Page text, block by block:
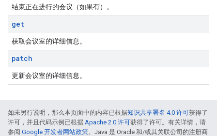
结束正在进行的会议（如果有）。
get
获取会议室的详细信息。
patch
更新会议室的详细信息。
如未另行说明，那么本页面中的内容已根据知识共享署名 4.0 许可获得了
许可，并且代码示例已根据 Apache 2.0 许可获得了许可。有关详情，请
参阅 Google 开发者网站政策。Java 是 Oracle 和/或其关联公司的注册商